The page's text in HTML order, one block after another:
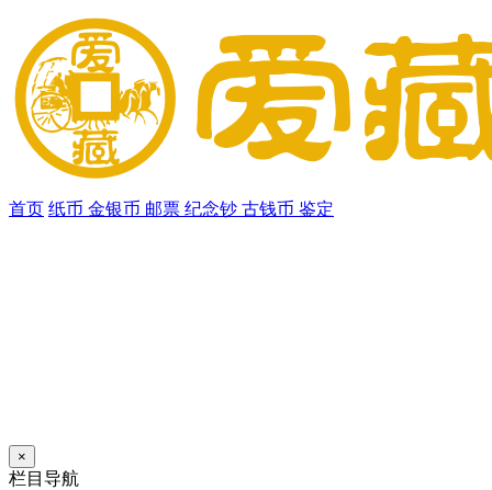
首页 纸币 金银币 邮票 纪念钞 古钱币 鉴定
×
栏目导航